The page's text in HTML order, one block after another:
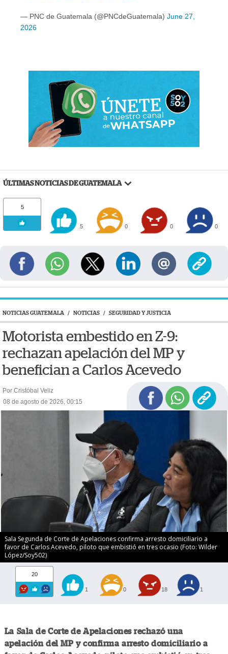
— PNC de Guatemala (@PNCdeGuatemala) June 27,
2026
ÚLTIMAS NOTICIAS DE GUATEMALA
5
5 0 0 0
NOTICIAS GUATEMALA / NOTICIAS / SEGURIDAD Y JUSTICIA
Motorista embestido en Z-9:
rechazan apelación del MP y
benefician a Carlos Acevedo
Por Cristóbal Veliz
08 de agosto de 2026, 00:15
Sala Segunda de Corte de Apelaciones confirma arresto domiciliario a
favor de Carlos Acevedo, piloto que embistió en tres ocasio (Foto: Wilder
López/Soy502)
20
1 0 18 1
La Sala de Corte de Apelaciones rechazó una
apelación del MP y confirma arresto domiciliario a